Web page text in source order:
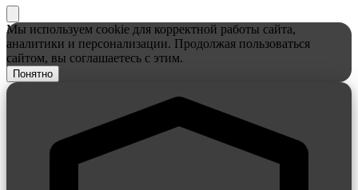
Мы используем cookie для корректной работы сайта,
аналитики и персонализации. Продолжая пользоваться
сайтом, вы соглашаетесь с этим.
Понятно